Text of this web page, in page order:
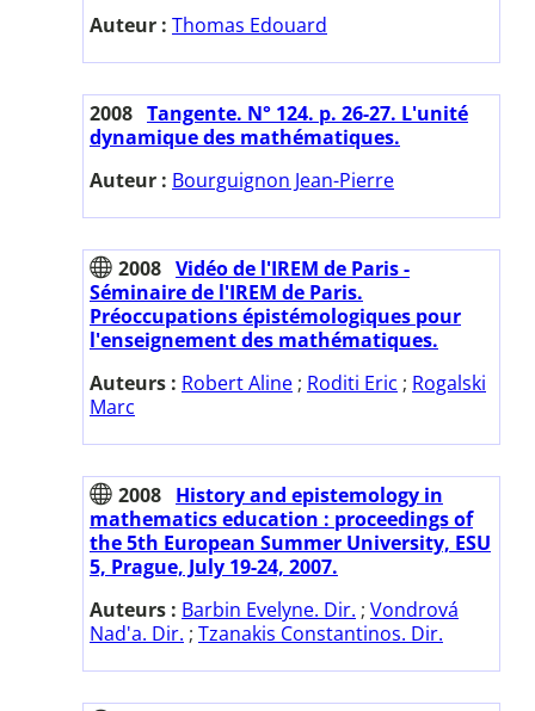
Auteur : Thomas Edouard
2008 Tangente. N° 124. p. 26-27. L'unité
dynamique des mathématiques.
Auteur : Bourguignon Jean-Pierre
2008 Vidéo de l'IREM de Paris -
Séminaire de l'IREM de Paris.
Préoccupations épistémologiques pour
l'enseignement des mathématiques.
Auteurs : Robert Aline ; Roditi Eric ; Rogalski
Marc
2008 History and epistemology in
mathematics education : proceedings of
the 5th European Summer University, ESU
5, Prague, July 19-24, 2007.
Auteurs : Barbin Evelyne. Dir. ; Vondrová
Nad'a. Dir. ; Tzanakis Constantinos. Dir.